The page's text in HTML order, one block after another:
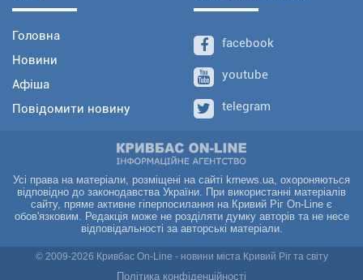
Головна
Новини
Афіша
Повідомити новину
facebook
youtube
telegram
Усі права на матеріали, розміщені на сайті krnews.ua, охороняються
відповідно до законодавства України. При використанні матеріалів
сайту, пряме активне гіперпосилання на Кривий Ріг On-Line є
обов'язковим. Редакція може не розділяти думку авторів та не несе
відповідальності за авторські матеріали.
© 2009-2026 Кривбас On-Line - новини міста Кривий Ріг та світу
Політика конфіденційності